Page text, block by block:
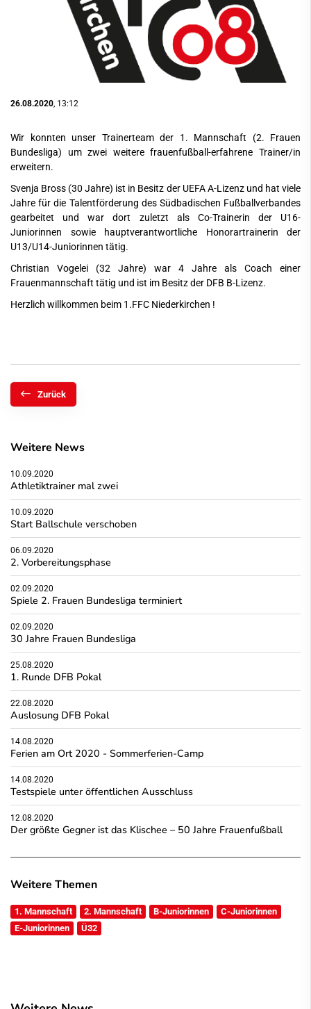
26.08.2020 , 13:12
Wir konnten unser Trainerteam der 1. Mannschaft (2. Frauen
Bundesliga) um zwei weitere frauenfußball-erfahrene Trainer/in
erweitern.
Svenja Bross (30 Jahre) ist in Besitz der UEFA A-Lizenz und hat viele
Jahre für die Talentförderung des Südbadischen Fußballverbandes
gearbeitet und war dort zuletzt als Co-Trainerin der U16-
Juniorinnen sowie hauptverantwortliche Honorartrainerin der
U13/U14-Juniorinnen tätig.
Christian Vogelei (32 Jahre) war 4 Jahre als Coach einer
Frauenmannschaft tätig und ist im Besitz der DFB B-Lizenz.
Herzlich willkommen beim 1.FFC Niederkirchen !
Zurück
Weitere News
10.09.2020
Athletiktrainer mal zwei
10.09.2020
Start Ballschule verschoben
06.09.2020
2. Vorbereitungsphase
02.09.2020
Spiele 2. Frauen Bundesliga terminiert
02.09.2020
30 Jahre Frauen Bundesliga
25.08.2020
1. Runde DFB Pokal
22.08.2020
Auslosung DFB Pokal
14.08.2020
Ferien am Ort 2020 - Sommerferien-Camp
14.08.2020
Testspiele unter öffentlichen Ausschluss
12.08.2020
Der größte Gegner ist das Klischee – 50 Jahre Frauenfußball
Weitere Themen
1. Mannschaft 2. Mannschaft B-Juniorinnen
C-Juniorinnen
E-Juniorinnen
Ü32